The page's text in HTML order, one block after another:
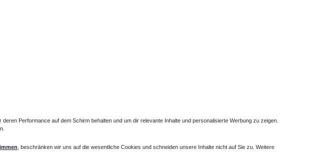
Verlängerter Entlüfter für Heizkörper
Performance auf dem Schirm behalten und um dir relevante Inhalte und personalisierte Werbung zu zeigen.
, beschränken wir uns auf die wesentliche Cookies und schneiden unsere Inhalte nicht auf Sie zu. Weitere